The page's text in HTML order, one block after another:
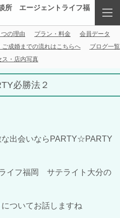
所 エージェントライフ福
の理由 プラン・料金
会員データ
ご成婚までの流れはこちらへ
ブログ一覧
ス・店内写真
必勝法２
な出会いなら PARTY☆PARTY
イフ福岡 サテライト大分の
についてお話しますね